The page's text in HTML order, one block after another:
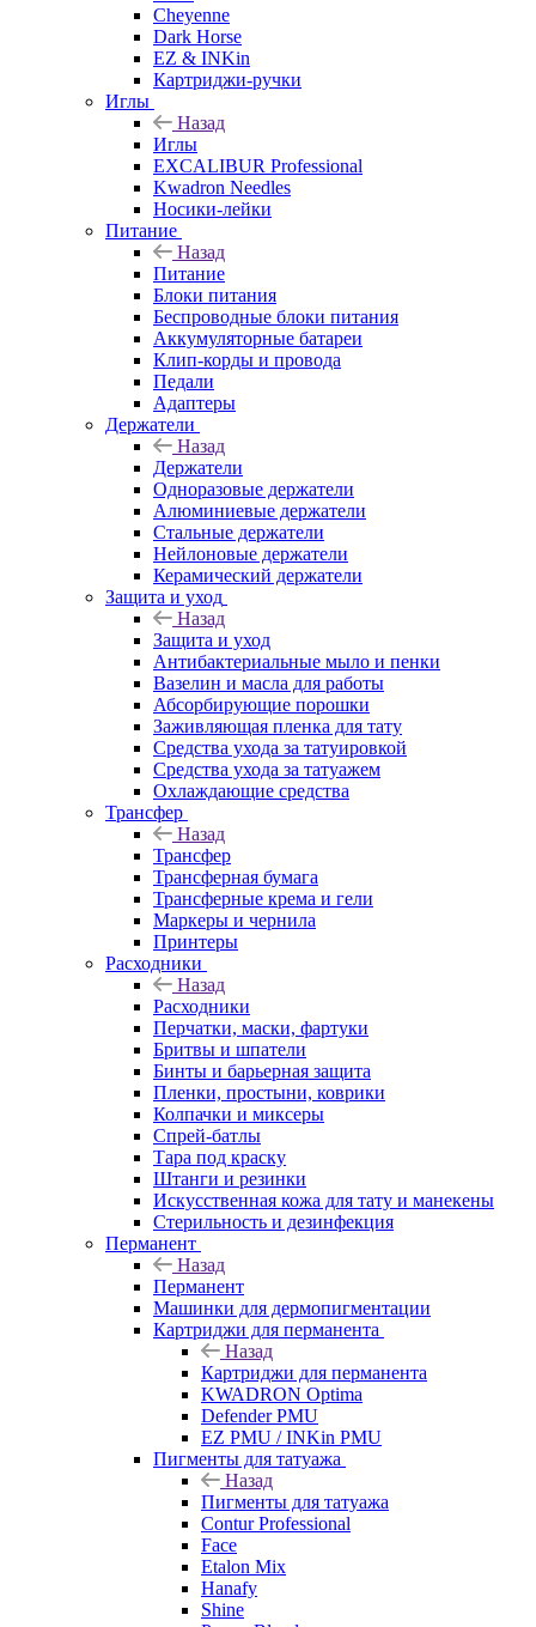
Cheyenne
Dark Horse
EZ & INKin
Картриджи-ручки
Иглы
Назад
Иглы
EXCALIBUR Professional
Kwadron Needles
Носики-лейки
Питание
Назад
Питание
Блоки питания
Беспроводные блоки питания
Аккумуляторные батареи
Клип-корды и провода
Педали
Адаптеры
Держатели
Назад
Держатели
Одноразовые держатели
Алюминиевые держатели
Стальные держатели
Нейлоновые держатели
Керамический держатели
Защита и уход
Назад
Защита и уход
Антибактериальные мыло и пенки
Вазелин и масла для работы
Абсорбирующие порошки
Заживляющая пленка для тату
Средства ухода за татуировкой
Средства ухода за татуажем
Охлаждающие средства
Трансфер
Назад
Трансфер
Трансферная бумага
Трансферные крема и гели
Маркеры и чернила
Принтеры
Расходники
Назад
Расходники
Перчатки, маски, фартуки
Бритвы и шпатели
Бинты и барьерная защита
Пленки, простыни, коврики
Колпачки и миксеры
Спрей-батлы
Тара под краску
Штанги и резинки
Искусственная кожа для тату и манекены
Стерильность и дезинфекция
Перманент
Назад
Перманент
Машинки для дермопигментации
Картриджи для перманента
Назад
Картриджи для перманента
KWADRON Optima
Defender PMU
EZ PMU / INKin PMU
Пигменты для татуажа
Назад
Пигменты для татуажа
Contur Professional
Face
Etalon Mix
Hanafy
Shine